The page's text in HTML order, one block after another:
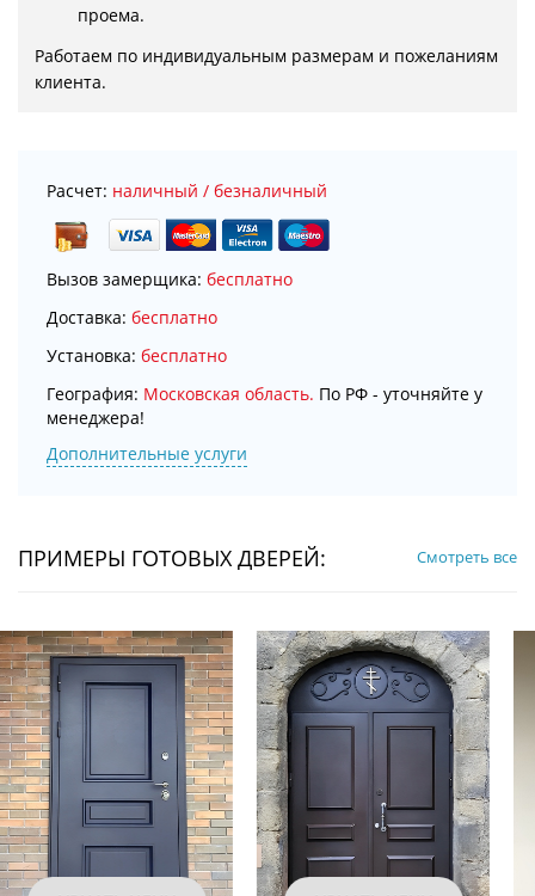
проема.
Работаем по индивидуальным размерам и пожеланиям
клиента.
Расчет: наличный / безналичный
Вызов замерщика: бесплатно
Доставка: бесплатно
Установка: бесплатно
География: Московская область. По РФ - уточняйте у
менеджера!
Дополнительные услуги
ПРИМЕРЫ ГОТОВЫХ ДВЕРЕЙ: Смотреть все